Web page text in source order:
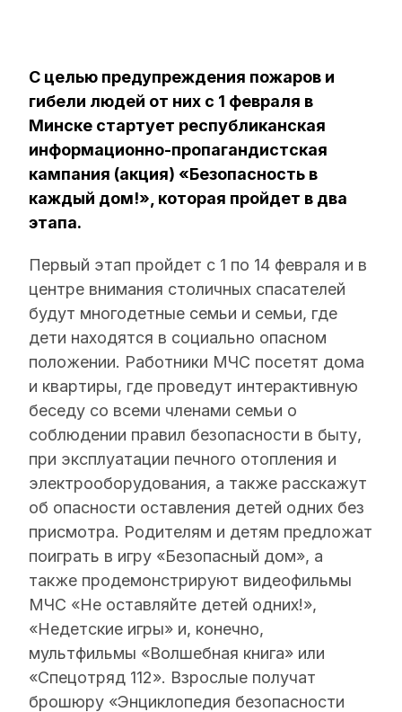
С целью предупреждения пожаров и
гибели людей от них с 1 февраля в
Минске стартует республиканская
информационно-пропагандистская
кампания (акция) «Безопасность в
каждый дом!», которая пройдет в два
этапа.
Первый этап пройдет с 1 по 14 февраля и в
центре внимания столичных спасателей
будут многодетные семьи и семьи, где
дети находятся в социально опасном
положении. Работники МЧС посетят дома
и квартиры, где проведут интерактивную
беседу со всеми членами семьи о
соблюдении правил безопасности в быту,
при эксплуатации печного отопления и
электрооборудования, а также расскажут
об опасности оставления детей одних без
присмотра. Родителям и детям предложат
поиграть в игру «Безопасный дом», а
также продемонстрируют видеофильмы
МЧС «Не оставляйте детей одних!»,
«Недетские игры» и, конечно,
мультфильмы «Волшебная книга» или
«Спецотряд 112». Взрослые получат
брошюру «Энциклопедия безопасности